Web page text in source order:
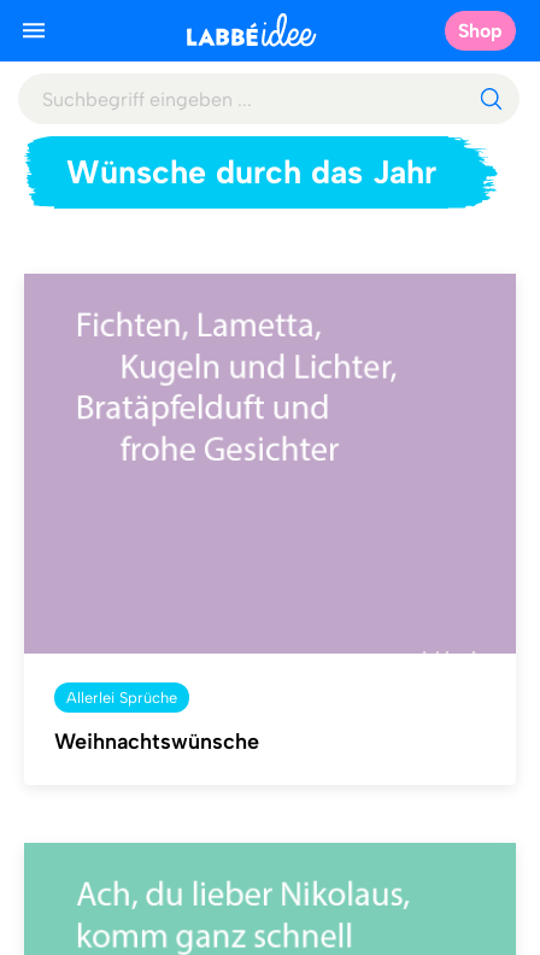
Shop
Wünsche durch das Jahr
Allerlei Sprüche
Weihnachtswünsche